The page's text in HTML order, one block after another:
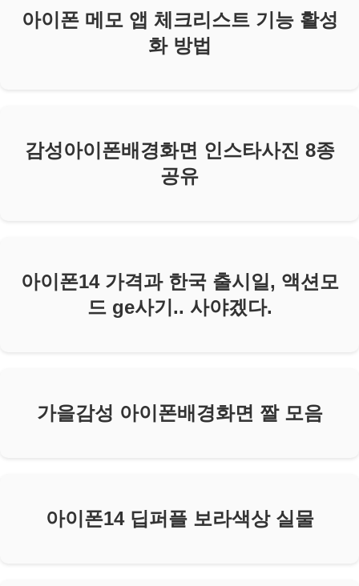
아이폰 메모 앱 체크리스트 기능 활성
화 방법
감성아이폰배경화면 인스타사진 8종
공유
아이폰14 가격과 한국 출시일, 액션모
드 ge사기.. 사야겠다.
가을감성 아이폰배경화면 짤 모음
아이폰14 딥퍼플 보라색상 실물